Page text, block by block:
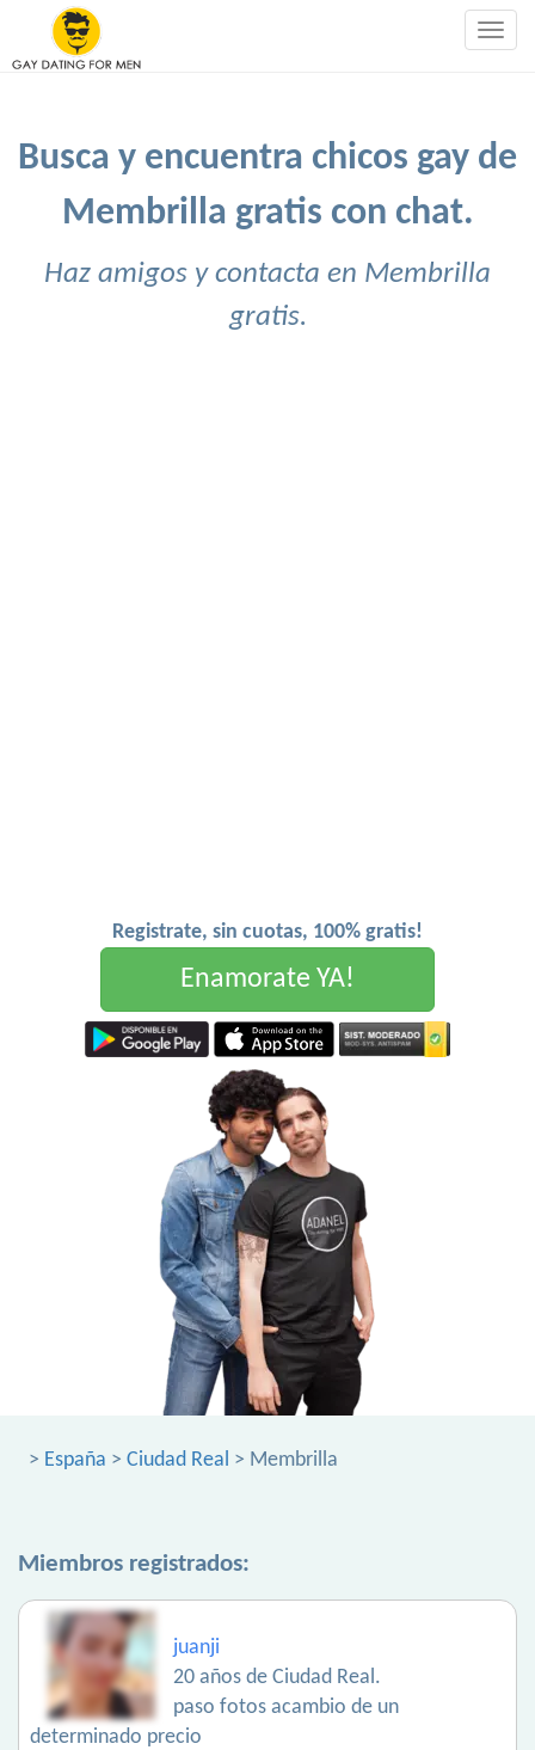
Busca y encuentra chicos gay de
Membrilla gratis con chat.
Haz amigos y contacta en Membrilla
gratis.
Registrate, sin cuotas, 100% gratis!
Enamorate YA!
> España > Ciudad Real > Membrilla
Miembros registrados:
juanji
20 años de Ciudad Real.
paso fotos acambio de un
determinado precio